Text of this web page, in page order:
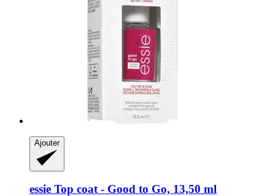
Ajouter
essie Top coat -​ Good to Go, 13,50 ml